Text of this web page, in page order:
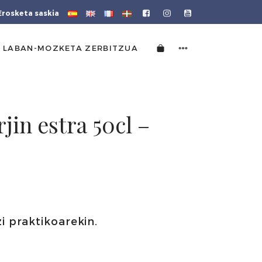
saskia
LABAN-MOZKETA ZERBITZUA
estra 50cl –
praktikoarekin.